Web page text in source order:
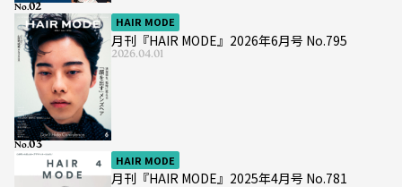
HAIR MODE
月刊『HAIR MODE』2026年6月号 No.795
2026.04.01
No.
HAIR MODE
月刊『HAIR MODE』2025年4月号 No.781
No.